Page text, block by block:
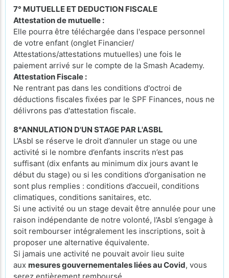
7° MUTUELLE ET DEDUCTION FISCALE
Attestation de mutuelle :
Elle pourra être téléchargée dans l'espace personnel
de votre enfant (onglet Financier/
Attestations/attestations mutuelles) une fois le
paiement arrivé sur le compte de la Smash Academy.
Attestation Fiscale :
Ne rentrant pas dans les conditions d'octroi de
déductions fiscales fixées par le SPF Finances, nous ne
délivrons pas d'attestation fiscale.
8°ANNULATION D'UN STAGE PAR L'ASBL
L’Asbl se réserve le droit d’annuler un stage ou une
activité si le nombre d’enfants inscrits n’est pas
suffisant (dix enfants au minimum dix jours avant le
début du stage) ou si les conditions d’organisation ne
sont plus remplies : conditions d’accueil, conditions
climatiques, conditions sanitaires, etc.
Si une activité ou un stage devait être annulée pour une
raison indépendante de notre volonté, l’Asbl s’engage à
soit rembourser intégralement les inscriptions, soit à
proposer une alternative équivalente.
Si jamais une activité ne pouvait avoir lieu suite
aux mesures gouvernementales liées au Covid, vous